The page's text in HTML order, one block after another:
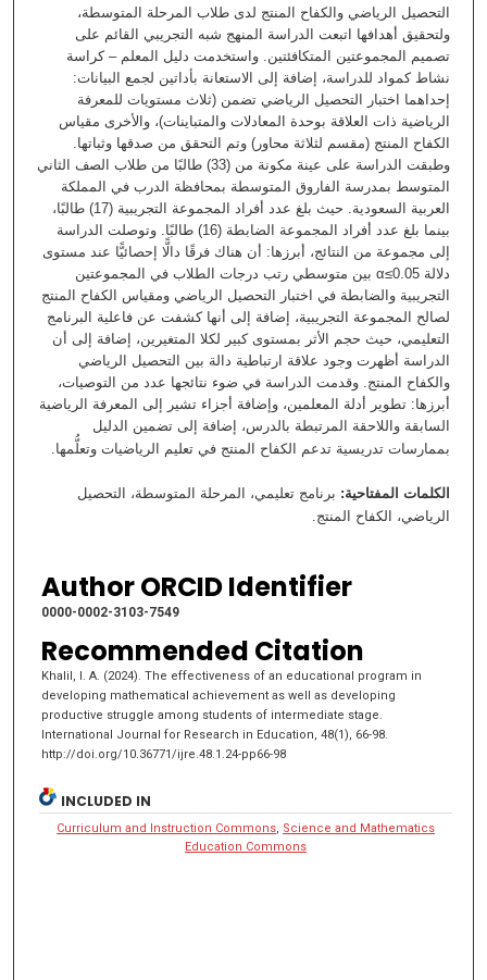
التحصيل الرياضي والكفاح المنتج لدى طلاب المرحلة المتوسطة،
ولتحقيق أهدافها اتبعت الدراسة المنهج شبه التجريبي القائم على
تصميم المجموعتين المتكافئتين. واستخدمت دليل المعلم – كراسة
نشاط كمواد للدراسة، إضافة إلى الاستعانة بأداتين لجمع البيانات:
إحداهما اختبار التحصيل الرياضي تضمن (ثلاث مستويات للمعرفة
الرياضية ذات العلاقة بوحدة المعادلات والمتباينات)، والأخرى مقياس
الكفاح المنتج (مقسم لثلاثة محاور) وتم التحقق من صدقها وثباتها.
وطبقت الدراسة على عينة مكونة من (33) طالبًا من طلاب الصف الثاني
المتوسط بمدرسة الفاروق المتوسطة بمحافظة الدرب في المملكة
العربية السعودية. حيث بلغ عدد أفراد المجموعة التجريبية (17) طالبًا،
بينما بلغ عدد أفراد المجموعة الضابطة (16) طالبًا. وتوصلت الدراسة
إلى مجموعة من النتائج، أبرزها: أن هناك فرقًا دالًّا إحصائيًّا عند مستوى
دلالة 0.05≥α بين متوسطي رتب درجات الطلاب في المجموعتين
التجريبية والضابطة في اختبار التحصيل الرياضي ومقياس الكفاح المنتج
لصالح المجموعة التجريبية، إضافة إلى أنها كشفت عن فاعلية البرنامج
التعليمي، حيث حجم الأثر بمستوى كبير لكلا المتغيرين، إضافة إلى أن
الدراسة أظهرت وجود علاقة ارتباطية دالة بين التحصيل الرياضي
والكفاح المنتج. وقدمت الدراسة في ضوء نتائجها عدد من التوصيات،
أبرزها: تطوير أدلة المعلمين، وإضافة أجزاء تشير إلى المعرفة الرياضية
السابقة واللاحقة المرتبطة بالدرس، إضافة إلى تضمين الدليل
بممارسات تدريسية تدعم الكفاح المنتج في تعليم الرياضيات وتعلُّمها.
الكلمات المفتاحية: برنامج تعليمي، المرحلة المتوسطة، التحصيل
الرياضي، الكفاح المنتج.
Author ORCID Identifier
0000-0002-3103-7549
Recommended Citation
Khalil, I. A. (2024). The effectiveness of an educational program in
developing mathematical achievement as well as developing
productive struggle among students of intermediate stage.
International Journal for Research in Education, 48(1), 66-98.
http://doi.org/10.36771/ijre.48.1.24-pp66-98
INCLUDED IN
Curriculum and Instruction Commons, Science and Mathematics
Education Commons